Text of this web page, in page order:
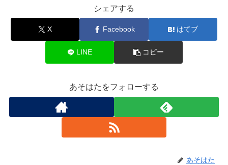
シェアする
X Facebook はてブ
LINE コピー
あそはたをフォローする
あそはた